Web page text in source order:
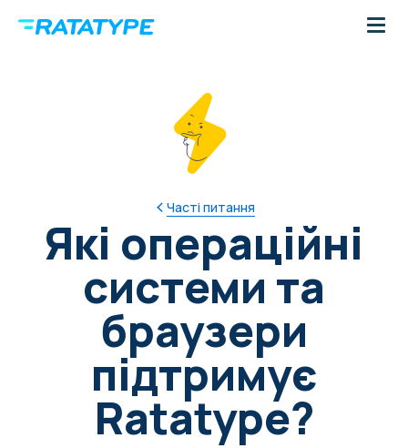
Часті питання
Які операційні
системи та
браузери
підтримує
Ratatype?